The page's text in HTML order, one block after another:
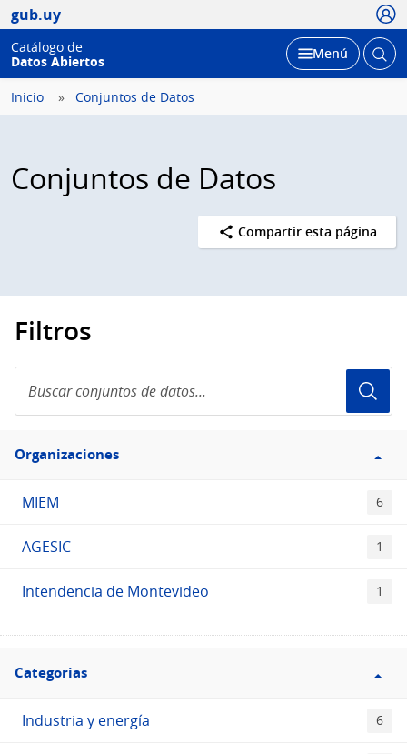
gub.uy
Catálogo de
Datos Abiertos
Desplegar
Menú Abrir
Inicio Conjuntos de Datos
Conjuntos de Datos
Compartir esta página
Filtros
conjuntos
de
Filtro
Organizaciones
Organizaciones
MIEM 6
AGESIC 1
Intendencia de Montevideo 1
Filtro
Categorias
Categorias
Industria y energía 6